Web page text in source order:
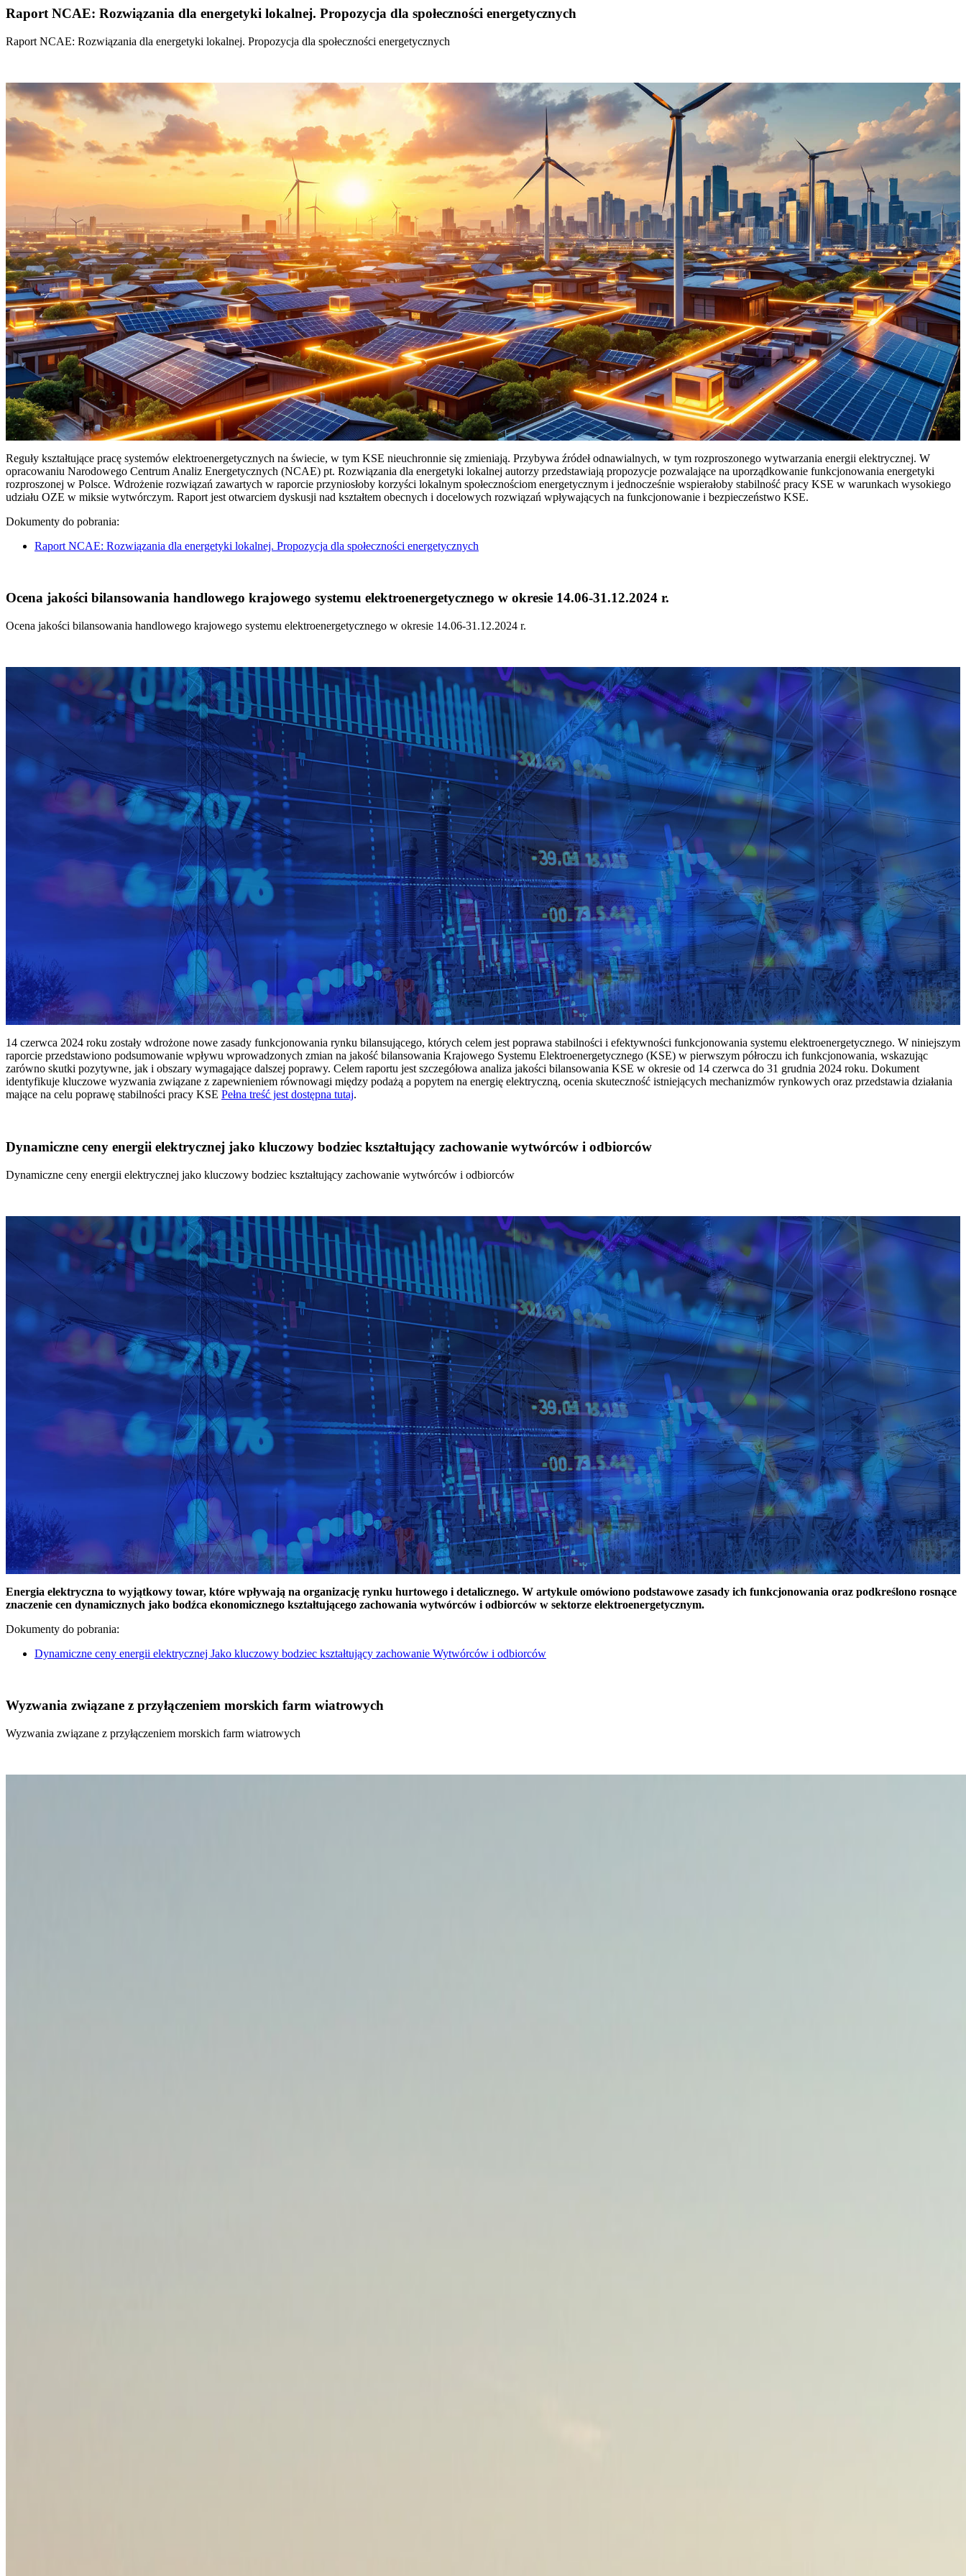
Raport NCAE: Rozwiązania dla energetyki lokalnej. Propozycja dla społeczności energetycznych
Raport NCAE: Rozwiązania dla energetyki lokalnej. Propozycja dla społeczności energetycznych
Reguły kształtujące pracę systemów elektroenergetycznych na świecie, w tym KSE nieuchronnie się zmieniają. Przybywa źródeł odnawialnych, w tym rozproszonego wytwarzania energii elektrycznej. W
opracowaniu Narodowego Centrum Analiz Energetycznych (NCAE) pt. Rozwiązania dla energetyki lokalnej autorzy przedstawiają propozycje pozwalające na uporządkowanie funkcjonowania energetyki
rozproszonej w Polsce. Wdrożenie rozwiązań zawartych w raporcie przyniosłoby korzyści lokalnym społecznościom energetycznym i jednocześnie wspierałoby stabilność pracy KSE w warunkach wysokiego
udziału OZE w miksie wytwórczym. Raport jest otwarciem dyskusji nad kształtem obecnych i docelowych rozwiązań wpływających na funkcjonowanie i bezpieczeństwo KSE.
Dokumenty do pobrania:
Raport NCAE: Rozwiązania dla energetyki lokalnej. Propozycja dla społeczności energetycznych
Ocena jakości bilansowania handlowego krajowego systemu elektroenergetycznego w okresie 14.06-31.12.2024 r.
Ocena jakości bilansowania handlowego krajowego systemu elektroenergetycznego w okresie 14.06-31.12.2024 r.
14 czerwca 2024 roku zostały wdrożone nowe zasady funkcjonowania rynku bilansującego, których celem jest poprawa stabilności i efektywności funkcjonowania systemu elektroenergetycznego. W niniejszym
raporcie przedstawiono podsumowanie wpływu wprowadzonych zmian na jakość bilansowania Krajowego Systemu Elektroenergetycznego (KSE) w pierwszym półroczu ich funkcjonowania, wskazując
zarówno skutki pozytywne, jak i obszary wymagające dalszej poprawy. Celem raportu jest szczegółowa analiza jakości bilansowania KSE w okresie od 14 czerwca do 31 grudnia 2024 roku. Dokument
identyfikuje kluczowe wyzwania związane z zapewnieniem równowagi między podażą a popytem na energię elektryczną, ocenia skuteczność istniejących mechanizmów rynkowych oraz przedstawia działania
mające na celu poprawę stabilności pracy KSE Pełna treść jest dostępna tutaj.
Dynamiczne ceny energii elektrycznej jako kluczowy bodziec kształtujący zachowanie wytwórców i odbiorców
Dynamiczne ceny energii elektrycznej jako kluczowy bodziec kształtujący zachowanie wytwórców i odbiorców
Energia elektryczna to wyjątkowy towar, które wpływają na organizację rynku hurtowego i detalicznego. W artykule omówiono podstawowe zasady ich funkcjonowania oraz podkreślono rosnące
znaczenie cen dynamicznych jako bodźca ekonomicznego kształtującego zachowania wytwórców i odbiorców w sektorze elektroenergetycznym.
Dokumenty do pobrania:
Dynamiczne ceny energii elektrycznej Jako kluczowy bodziec kształtujący zachowanie Wytwórców i odbiorców
Wyzwania związane z przyłączeniem morskich farm wiatrowych
Wyzwania związane z przyłączeniem morskich farm wiatrowych